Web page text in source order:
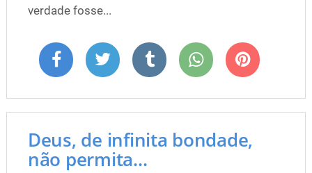
verdade fosse...
Deus, de infinita bondade,
não permita...